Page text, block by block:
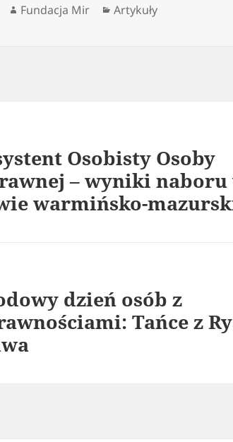
Autor
Fundacja Mir Kategorie
Artykuły
Osobisty Osoby
– wyniki naboru
warmińsko-
dzień osób z
Tańce z